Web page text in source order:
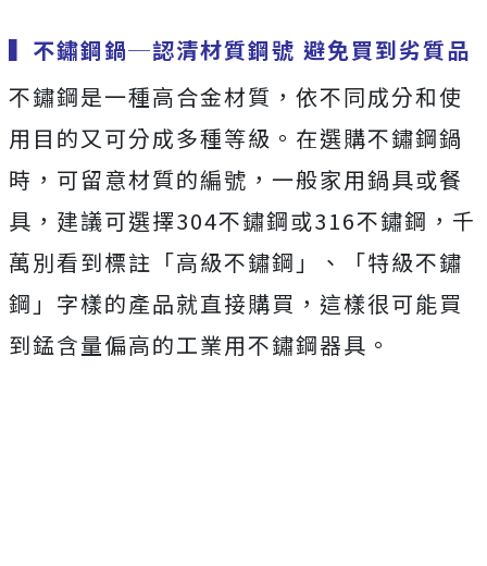
▍不鏽鋼鍋─認清材質鋼號 避免買到劣質品
不鏽鋼是一種高合金材質，依不同成分和使
用目的又可分成多種等級。在選購不鏽鋼鍋
時，可留意材質的編號，一般家用鍋具或餐
具，建議可選擇304不鏽鋼或316不鏽鋼，千
萬別看到標註「高級不鏽鋼」、「特級不鏽
鋼」字樣的產品就直接購買，這樣很可能買
到錳含量偏高的工業用不鏽鋼器具。